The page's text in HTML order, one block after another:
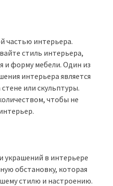
частью интерьера.
стиль интерьера,
и форму мебели. Один из
интерьера является
или скульптуры.
чтобы не
в интерьере
обстановку, которая
стилю и настроению.